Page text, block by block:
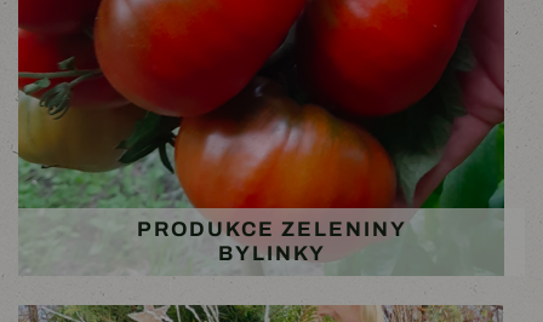
PRODUKCE ZELENINY
BYLINKY